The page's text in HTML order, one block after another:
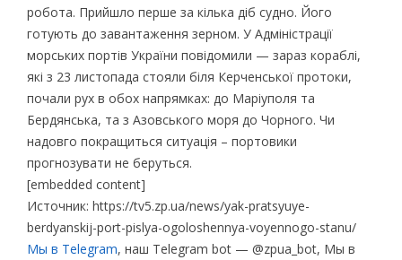
робота. Прийшло перше за кілька діб судно. Його
готують до завантаження зерном. У Адміністрації
морських портів України повідомили — зараз кораблі,
які з 23 листопада стояли біля Керченської протоки,
почали рух в обох напрямках: до Маріуполя та
Бердянська, та з Азовського моря до Чорного. Чи
надовго покращиться ситуація – портовики
прогнозувати не беруться.
[embedded content]
Источник: https://tv5.zp.ua/news/yak-pratsyuye-
berdyanskij-port-pislya-ogoloshennya-voyennogo-stanu/
Мы в Telegram, наш Telegram bot — @zpua_bot, Мы в